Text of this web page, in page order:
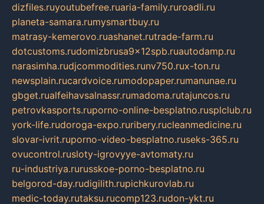
dizfiles.ruyoutubefree.ruaria-family.ruroadli.ru
planeta-samara.rumysmartbuy.ru
matrasy-kemerovo.ruashanet.rutrade-farm.ru
dotcustoms.rudomizbrusa9x12spb.ruautodamp.ru
narasimha.rudjcommodities.runv750.rux-ton.ru
newsplain.rucardvoice.rumodopaper.rumanunae.ru
gbget.rualfeihavsalnassr.rumadoma.rutajuncos.ru
petrovkasports.ruporno-online-besplatno.rusplclub.ru
york-life.rudoroga-expo.ruribery.rucleanmedicine.ru
slovar-ivrit.ruporno-video-besplatno.ruseks-365.ru
ovucontrol.rusloty-igrovyye-avtomaty.ru
ru-industriya.rurusskoe-porno-besplatno.ru
belgorod-day.rudigilith.rupichkurovlab.ru
medic-today.rutaksu.rucomp123.rudon-ykt.ru